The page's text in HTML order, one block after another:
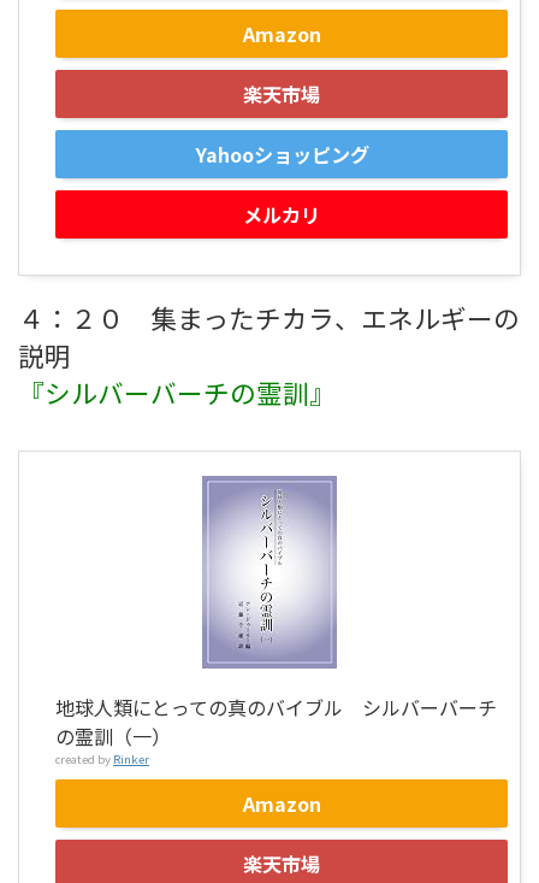
Amazon
楽天市場
Yahooショッピング
メルカリ
４：２０ 集まったチカラ、エネルギーの
説明
『シルバーバーチの霊訓』
地球人類にとっての真のバイブル シルバーバーチ
の霊訓（一）
created by Rinker
Amazon
楽天市場